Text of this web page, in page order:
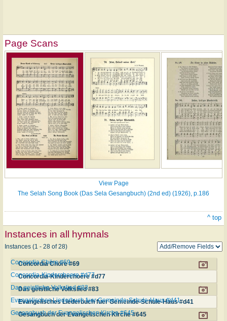
Page Scans
View Page
The Selah Song Book (Das Sela Gesangbuch) (2nd ed) (1926), p.186
^ top
Instances in all hymnals
Instances (1 - 28 of 28)
Concordia Chöre #69
Concordia Chöre #69
Concordia-Kinderchoere #d77
Concordia-Kinderchoere #d77
Das geistliche Volkslied #83
Das geistliche Volkslied #83
Evangelisches Liederbuch fuer Gemeinde-Schule-Haus #d41
Evangelisches Liederbuch fuer Gemeinde-Schule-Haus #d41
Gesangbuch der Evangelischen Kirche #645
Gesangbuch der Evangelischen Kirche #645